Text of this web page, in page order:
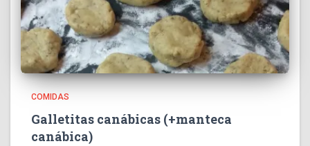
COMIDAS
Galletitas canábicas (+manteca
canábica)